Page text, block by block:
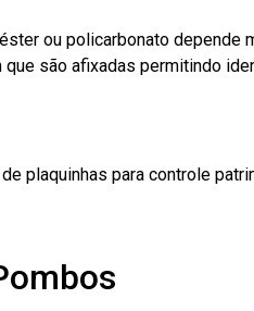
ou policarbonato depende
são afixadas permitindo
plaquinhas para controle